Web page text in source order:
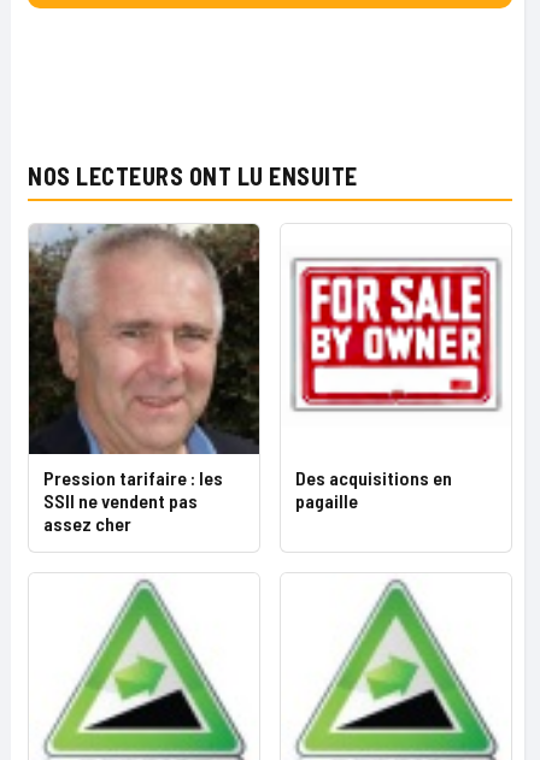
NOS LECTEURS ONT LU ENSUITE
Pression tarifaire : les
SSII ne vendent pas
assez cher
Des acquisitions en
pagaille